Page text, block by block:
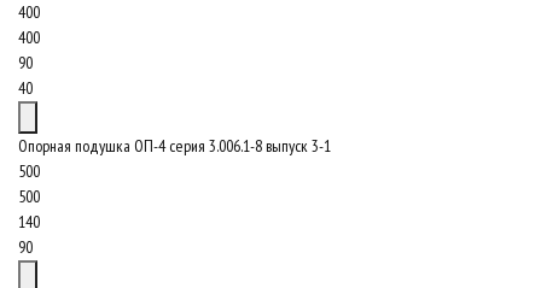
400
400
90
40
Опорная подушка ОП-4 серия 3.006.1-8 выпуск 3-1
500
500
140
90